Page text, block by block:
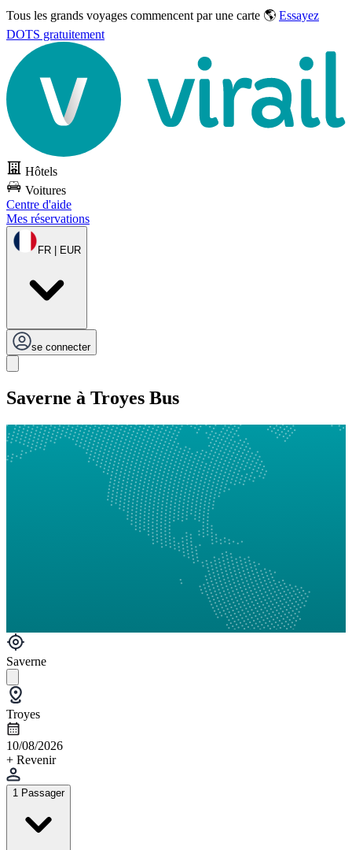
Tous les grands voyages commencent par une carte 🌎 Essayez
DOTS gratuitement
Hôtels
Voitures
Centre d'aide
Mes réservations
FR | EUR
se connecter
Saverne à Troyes Bus
Saverne
Troyes
10/08/2026
+ Revenir
1 Passager